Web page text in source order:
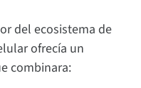
del ecosistema de
ofrecía un
combinara: